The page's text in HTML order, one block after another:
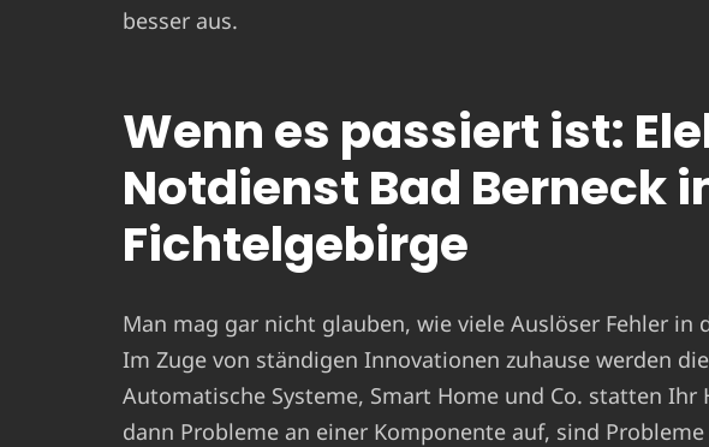
besser aus.
Wenn es passiert ist:
Notdienst Bad Berneck
Fichtelgebirge
Man mag gar nicht glauben, wie viele Auslöser Fehler in
Im Zuge von ständigen Innovationen zuhause werden
Automatische Systeme, Smart Home und Co. statten Ihr
dann Probleme an einer Komponente auf, sind